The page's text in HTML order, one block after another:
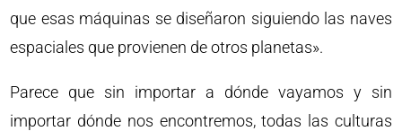
que esas máquinas se diseñaron siguiendo las naves
espaciales que provienen de otros planetas».
Parece que sin importar a dónde vayamos y sin
importar dónde nos encontremos, todas las culturas